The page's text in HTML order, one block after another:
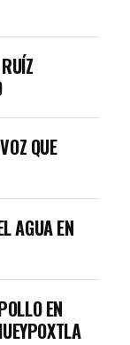
QUE
AGUA EN
EN